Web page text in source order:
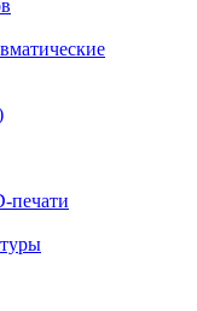
печати